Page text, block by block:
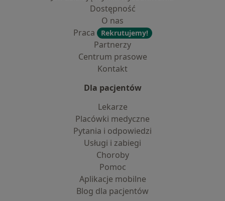
Dostępność
O nas
Praca
Rekrutujemy!
Partnerzy
Centrum prasowe
Kontakt
Dla pacjentów
Lekarze
Placówki medyczne
Pytania i odpowiedzi
Usługi i zabiegi
Choroby
Pomoc
Aplikacje mobilne
Blog dla pacjentów